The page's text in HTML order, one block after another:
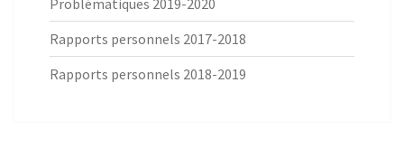
Problématiques 2019-2020
Rapports personnels 2017-2018
Rapports personnels 2018-2019